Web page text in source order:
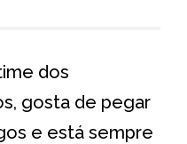
dos
gosta de pegar
e está sempre